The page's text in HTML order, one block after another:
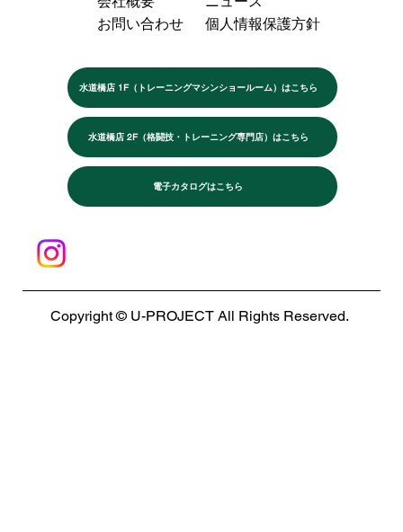
水道橋店 1F（トレーニングマシンショールーム）はこちら
水道橋店 2F（格闘技・トレーニング専門店）はこちら
電子カタログはこちら
お問い合わせ
個人情報保護方針
Copyright © U-PROJECT All Rights Reserved.